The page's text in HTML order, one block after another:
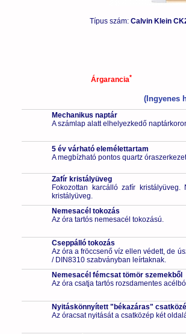
Típus szám: Calvin Klein
Árgarancia*
(Ingyenes
Mechanikus naptár
A számlap alatt elhelyezkedő
5 év várható elemélettartam
A megbízható pontos quartz
Zafír kristályüveg
Fokozottan karcálló zafír
kristályüveg.
Nemesacél tokozás
Az óra tartós nemesacél tokozású.
Cseppálló tokozás
Az óra a fröccsenő víz ellen védett, de
/ DIN8310 szabványban leírtaknak.
Nemesacél fémcsat tömör szemekből
Az óra csatja tartós rozsdamentes
Nyitáskönnyített "békazáras"
Az óracsat nyitását a csatközép két